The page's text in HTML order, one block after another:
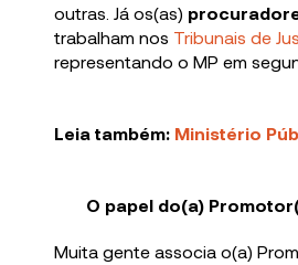
outras. Já os(as)
trabalham nos Tribunais de
representando o MP em
Leia também: Ministério
O papel do(a)
Muita gente associa o(a)